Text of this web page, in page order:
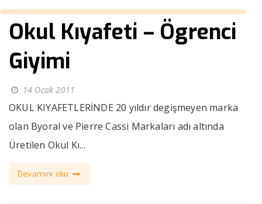
Okul Kıyafeti – Ögrenci
Giyimi
14 Ocak 2011
OKUL KIYAFETLERİNDE 20 yıldır degişmeyen marka
olan Byoral ve Pierre Cassi Markaları adı altında
Üretilen Okul Kı...
Devamını oku